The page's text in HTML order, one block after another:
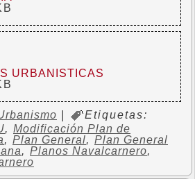
URBANISTICAS
Etiquetas:
, Modificación Plan de
, Plan General, Plan General
, Planos Navalcarnero,